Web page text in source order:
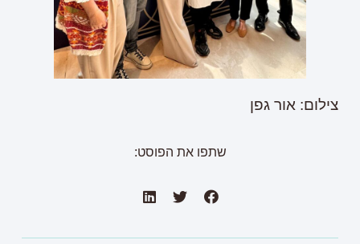
צילום: אור גפן
שתפו את הפוסט: